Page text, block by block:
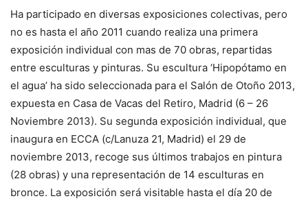
Ha participado en diversas exposiciones colectivas, pero
no es hasta el año 2011 cuando realiza una primera
exposición individual con mas de 70 obras, repartidas
entre esculturas y pinturas. Su escultura ‘Hipopótamo en
el agua’ ha sido seleccionada para el Salón de Otoño 2013,
expuesta en Casa de Vacas del Retiro, Madrid (6 – 26
Noviembre 2013). Su segunda exposición individual, que
inaugura en ECCA (c/Lanuza 21, Madrid) el 29 de
noviembre 2013, recoge sus últimos trabajos en pintura
(28 obras) y una representación de 14 esculturas en
bronce. La exposición será visitable hasta el día 20 de